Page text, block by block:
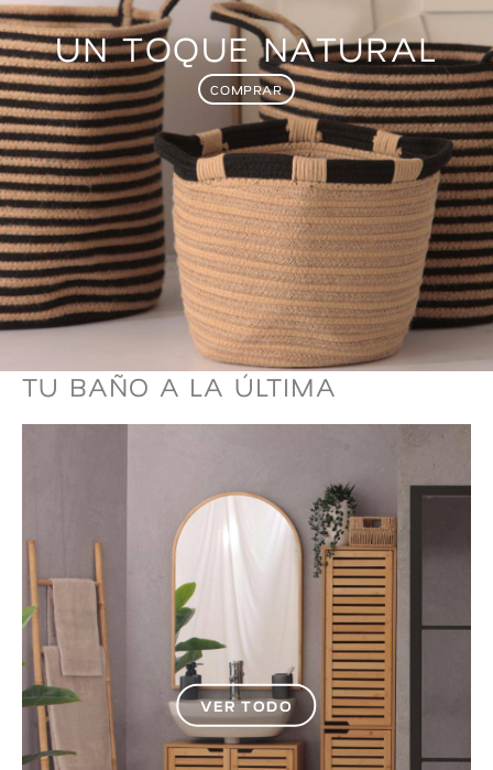
UN TOQUE NATURAL
COMPRAR
TU BAÑO A LA ÚLTIMA
VER TODO